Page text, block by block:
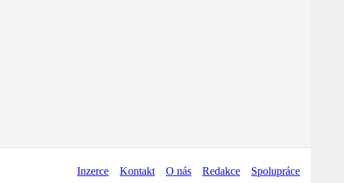
Inzerce Kontakt O nás Redakce Spolupráce